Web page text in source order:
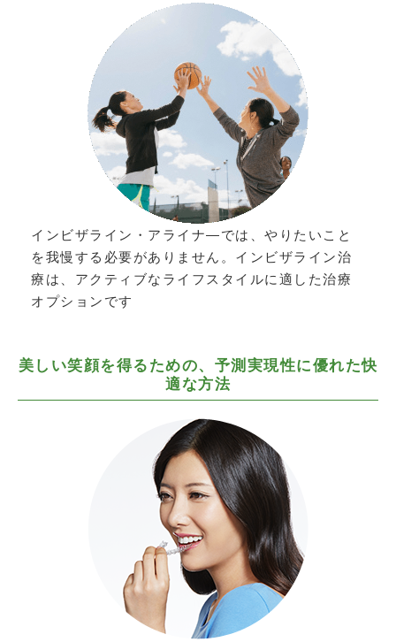
インビザライン・アライナ―では、やりたいこと
を我慢する必要がありません。インビザライン治
療は、アクティブなライフスタイルに適した治療
オプションです
美しい笑顔を得るための、予測実現性に優れた快
適な方法